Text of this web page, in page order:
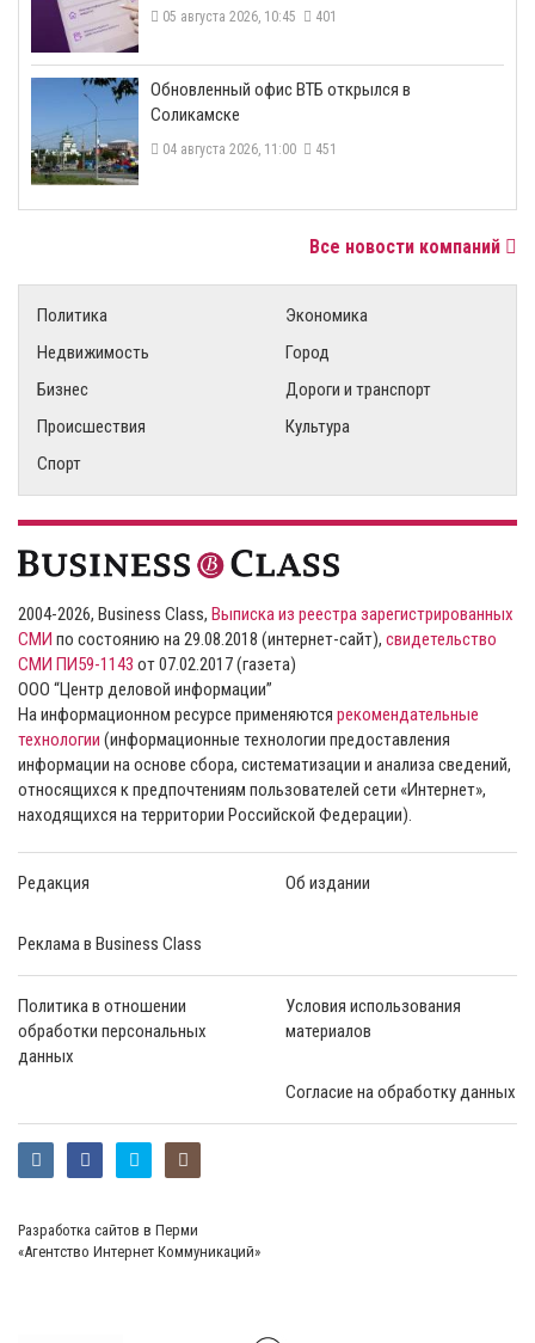
05 августа 2026, 10:45 401
​Обновленный офис ВТБ открылся в
Соликамске
04 августа 2026, 11:00 451
Все новости компаний
Политика
Экономика
Недвижимость
Город
Бизнес
Дороги и транспорт
Происшествия
Культура
Спорт
2004-2026, Business Class, Выписка из реестра зарегистрированных
СМИ по состоянию на 29.08.2018 (интернет-сайт), свидетельство
СМИ ПИ59-1143 от 07.02.2017 (газета)
ООО “Центр деловой информации”
На информационном ресурсе применяются рекомендательные
технологии (информационные технологии предоставления
информации на основе сбора, систематизации и анализа сведений,
относящихся к предпочтениям пользователей сети «Интернет»,
находящихся на территории Российской Федерации).
Редакция Об издании
Реклама в Business Class
Политика в отношении
обработки персональных
данных
Условия использования
материалов
Согласие на обработку данных
Разработка сайтов в Перми
«Агентство Интернет Коммуникаций»